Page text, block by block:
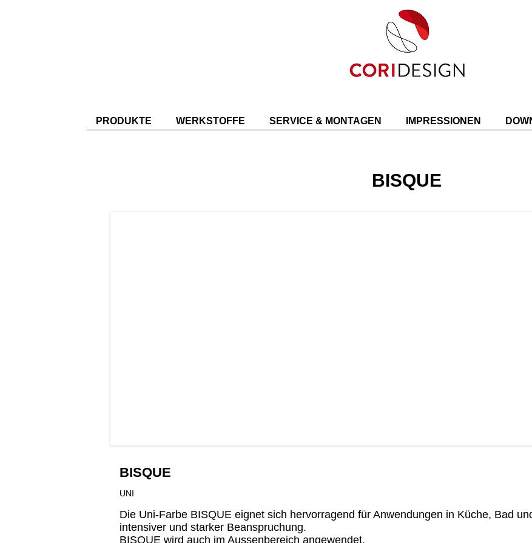
PRODUKTE WERKSTOFFE SERVICE & MONTAGEN IMPRESSIONEN
BISQUE
BISQUE
UNI
Die Uni-Farbe BISQUE eignet sich hervorragend für Anwendungen in Küche, Bad
intensiver und starker Beanspruchung.
BISQUE wird auch im Aussenbereich angewendet.